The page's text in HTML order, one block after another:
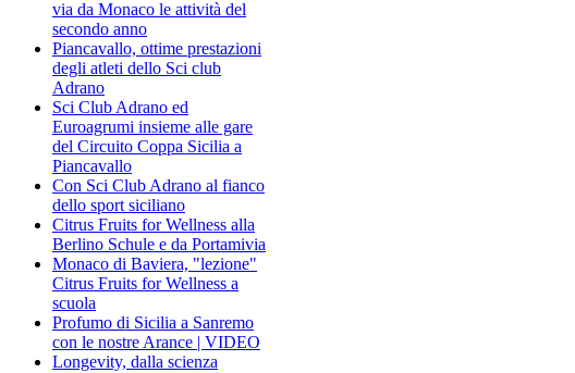
via da Monaco le attività del
secondo anno
Piancavallo, ottime prestazioni
degli atleti dello Sci club
Adrano
Sci Club Adrano ed
Euroagrumi insieme alle gare
del Circuito Coppa Sicilia a
Piancavallo
Con Sci Club Adrano al fianco
dello sport siciliano
Citrus Fruits for Wellness alla
Berlino Schule e da Portamivia
Monaco di Baviera, "lezione"
Citrus Fruits for Wellness a
scuola
Profumo di Sicilia a Sanremo
con le nostre Arance | VIDEO
Longevity, dalla scienza